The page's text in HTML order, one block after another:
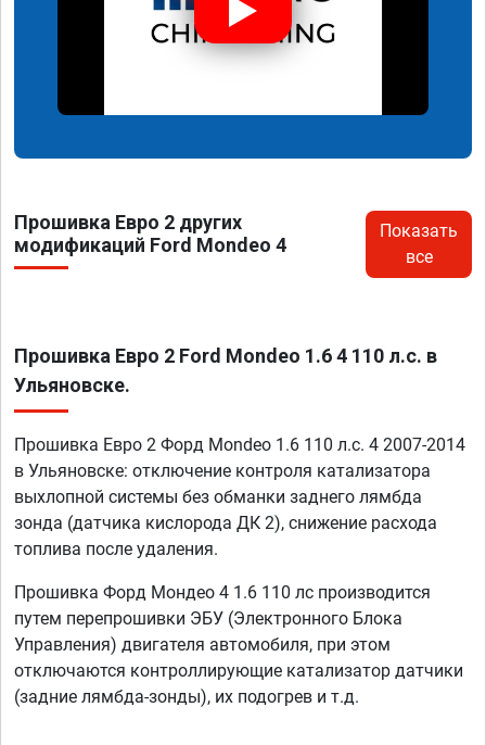
Прошивка Евро 2 других
модификаций Ford Mondeo 4
Показать
все
Прошивка Евро 2 Ford Mondeo 1.6 4 110 л.с. в
Ульяновске.
Прошивка Евро 2 Форд Mondeo 1.6 110 л.с. 4 2007-2014
в Ульяновске: отключение контроля катализатора
выхлопной системы без обманки заднего лямбда
зонда (датчика кислорода ДК 2), снижение расхода
топлива после удаления.
Прошивка Форд Мондео 4 1.6 110 лс производится
путем перепрошивки ЭБУ (Электронного Блока
Управления) двигателя автомобиля, при этом
отключаются контроллирующие катализатор датчики
(задние лямбда-зонды), их подогрев и т.д.